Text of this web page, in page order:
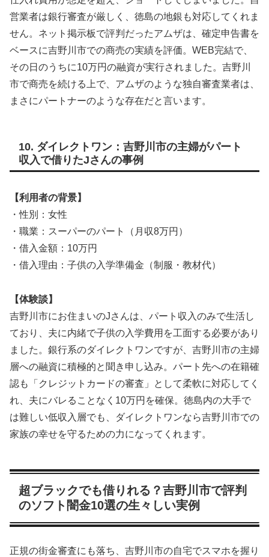
営業者は銀行審査が厳しく、徳島の地銀も対応してくれま
せん。ネット掲示板で評判だったアムザは、確定申告書を
ベースに吉野川市での商売の実績を評価。WEB完結で、
その日のうちに10万円の融資が実行されました。吉野川
市で商売を続ける上で、アムザのような独自審査業者は、
まさにパートナーのような存在だと言います。
10. ダイレクトワン：吉野川市の主婦がパート
収入で借りたJさんの事例
【利用者の背景】
・性別：女性
・職業：スーパーのパート（月収8万円）
・借入金額：10万円
・借入理由：子供の入学準備金（制服・教材代）
【体験談】
吉野川市にお住まいのJさんは、パート収入のみで生活し
ており、夫に内緒で子供の入学費用を工面する必要があり
ました。銀行系のダイレクトワンですが、吉野川市の主婦
層への融資に積極的と聞き申し込み。パート先への在籍確
認も「クレジットカードの審査」として柔軟に対応してく
れ、夫にバレることなく10万円を確保。徳島内の大手で
は難しい低収入層でも、ダイレクトワンなら吉野川市での
家族の幸せを守るための力になってくれます。
超ブラックでも借りれる？吉野川市で評判
のソフト闇金10選の生々しい実例
正規の街金審査にも落ち、吉野川市の自宅でスマホを握り